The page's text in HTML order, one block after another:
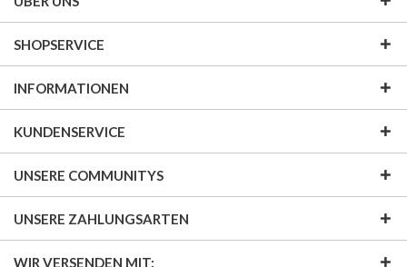
SHOPSERVICE
INFORMATIONEN
KUNDENSERVICE
UNSERE COMMUNITYS
UNSERE ZAHLUNGSARTEN
WIR VERSENDEN MIT: